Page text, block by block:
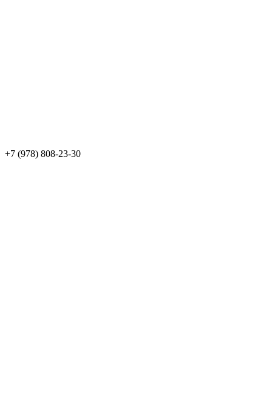
+7 (978) 808-23-30